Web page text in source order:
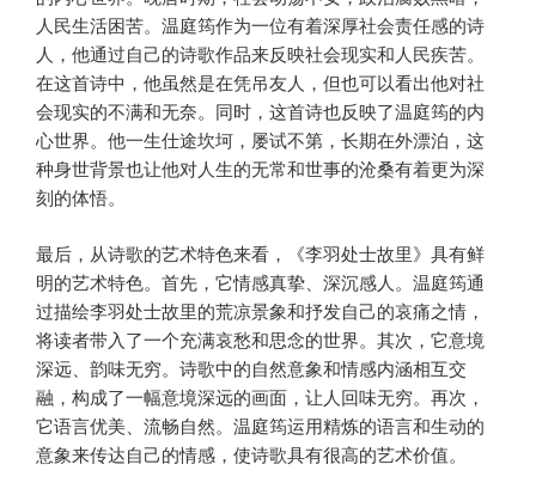
人民生活困苦。温庭筠作为一位有着深厚社会责任感的诗
人，他通过自己的诗歌作品来反映社会现实和人民疾苦。
在这首诗中，他虽然是在凭吊友人，但也可以看出他对社
会现实的不满和无奈。同时，这首诗也反映了温庭筠的内
心世界。他一生仕途坎坷，屡试不第，长期在外漂泊，这
种身世背景也让他对人生的无常和世事的沧桑有着更为深
刻的体悟。
最后，从诗歌的艺术特色来看，《李羽处士故里》具有鲜
明的艺术特色。首先，它情感真挚、深沉感人。温庭筠通
过描绘李羽处士故里的荒凉景象和抒发自己的哀痛之情，
将读者带入了一个充满哀愁和思念的世界。其次，它意境
深远、韵味无穷。诗歌中的自然意象和情感内涵相互交
融，构成了一幅意境深远的画面，让人回味无穷。再次，
它语言优美、流畅自然。温庭筠运用精炼的语言和生动的
意象来传达自己的情感，使诗歌具有很高的艺术价值。